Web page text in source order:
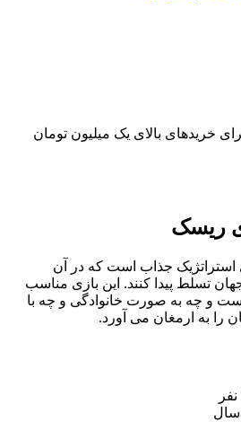
خریدهای بالای یک میلیون تومان
ریسک
جذاب است که در آن
تسلط پیدا کنند. این بازی مناسب
های ۲ تا ۵ نفر است و چه به صورت خانوادگی و چه با
را به ارمغان می آورد.